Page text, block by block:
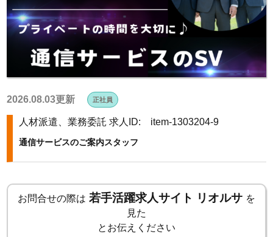
2026.08.03更新 正社員
人材派遣、業務委託 求人ID: item-1303204-9
通信サービスのご案内スタッフ
お問合せの際は 若手活躍求人サイト リオルサ を
見た
とお伝えください
c
b
n
e